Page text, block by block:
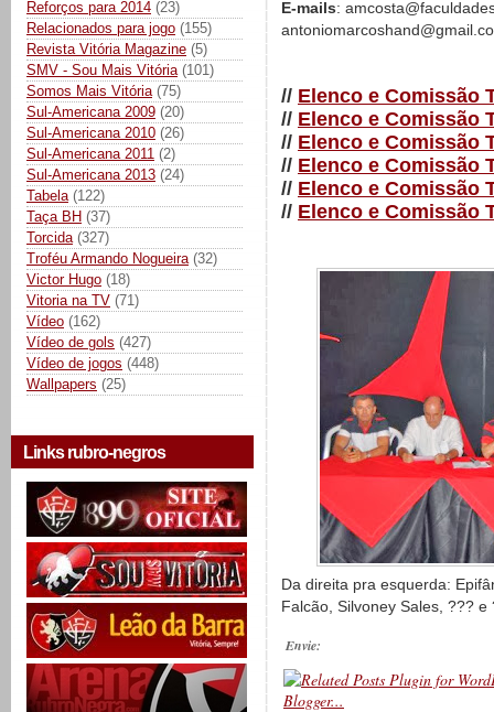
Reforços para 2014 (23)
Relacionados para jogo (155)
Revista Vitória Magazine (5)
SMV - Sou Mais Vitória (101)
Somos Mais Vitória (75)
Sul-Americana 2009 (20)
Sul-Americana 2010 (26)
Sul-Americana 2011 (2)
Sul-Americana 2013 (24)
Tabela (122)
Taça BH (37)
Torcida (327)
Troféu Armando Nogueira (32)
Victor Hugo (18)
Vitoria na TV (71)
Vídeo (162)
Vídeo de gols (427)
Vídeo de jogos (448)
Wallpapers (25)
Links rubro-negros
E-mails:
// Elenco e Comissão
// Elenco e Comissão
// Elenco e Comissão
// Elenco e Comissão
// Elenco e Comissão
// Elenco e Comissão
Da direita pra esquerda:
Falcão, Silvoney Sales, ??? e
Envie: